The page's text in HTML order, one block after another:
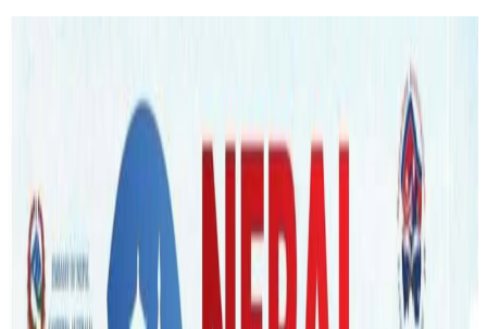
मध्यपूर्व संकटको असर : बढ्न थाल्यो
अष्ट्रेलियामा इन्धनको मूल्य
अनावश्यक स्टक नराख्न सरकारको आग्रह
Nepal Tube